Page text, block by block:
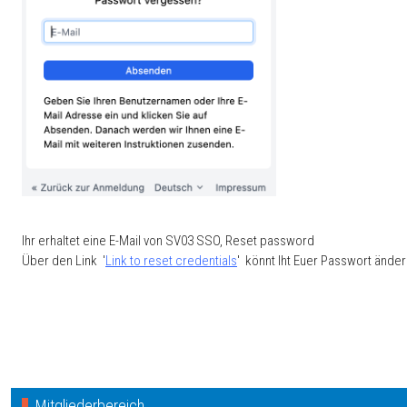
Ihr erhaltet eine E-Mail von SV03 SSO, Reset password
Über den Link 'Link to reset credentials' könnt Iht Euer Passwort